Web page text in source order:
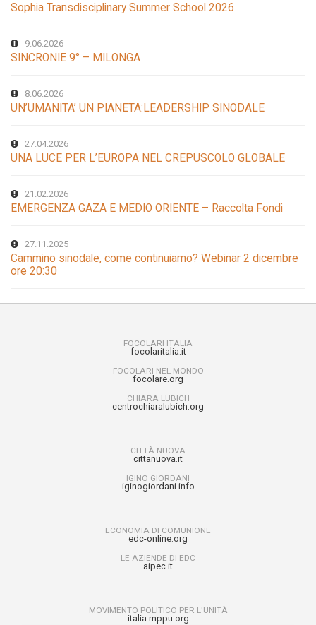
Sophia Transdisciplinary Summer School 2026
9.06.2026
SINCRONIE 9° – MILONGA
8.06.2026
UN’UMANITA’ UN PIANETA:LEADERSHIP SINODALE
27.04.2026
UNA LUCE PER L’EUROPA NEL CREPUSCOLO GLOBALE
21.02.2026
EMERGENZA GAZA E MEDIO ORIENTE – Raccolta Fondi
27.11.2025
Cammino sinodale, come continuiamo? Webinar 2 dicembre
ore 20:30
FOCOLARI ITALIA
focolaritalia.it
FOCOLARI NEL MONDO
focolare.org
CHIARA LUBICH
centrochiaralubich.org
CITTÀ NUOVA
cittanuova.it
IGINO GIORDANI
iginogiordani.info
ECONOMIA DI COMUNIONE
edc-online.org
LE AZIENDE DI EDC
aipec.it
MOVIMENTO POLITICO PER L'UNITÀ
italia.mppu.org